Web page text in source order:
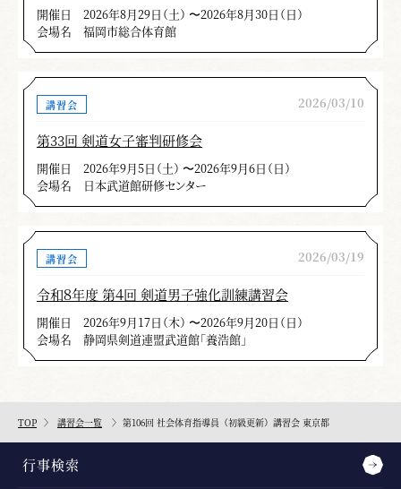
開催日
2026年8月29日（土） 〜2026年8月30日（日）
会場名
福岡市総合体育館
講習会 2026/03/10
第33回 剣道女子審判研修会
開催日
2026年9月5日（土） 〜2026年9月6日（日）
会場名
日本武道館研修センター
講習会 2026/03/19
令和８年度 第４回 剣道男子強化訓練講習会
開催日
2026年9月17日（木） 〜2026年9月20日（日）
会場名
静岡県剣道連盟武道館「養浩館」
TOP 講習会一覧 第106回 社会体育指導員（初級更新）講習会 東京都
行事検索